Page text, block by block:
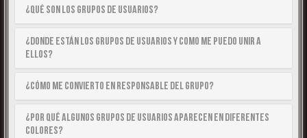
¿Qué son los Grupos de Usuarios?
¿Donde están los Grupos de Usuarios y como me puedo unir a
ellos?
¿Cómo me convierto en Responsable del Grupo?
¿Por qué algunos Grupos de Usuarios aparecen en diferentes
colores?